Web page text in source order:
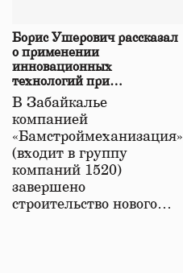
Борис Ушерович рассказал
о применении
инновационных
технологий при
строительстве нового моста
в Забайкалье
В Забайкалье
компанией
«Бамстроймеханизация»
(входит в группу
компаний 1520)
завершено
строительство нового…